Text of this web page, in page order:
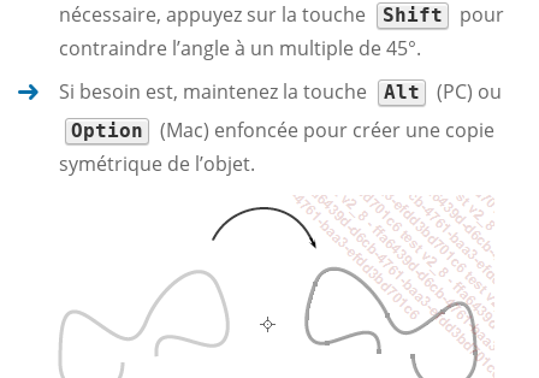
nécessaire, appuyez sur la touche
Shift
pour
contraindre l’angle à un multiple de 45°.
Si besoin est, maintenez la touche
Alt (PC) ou
Option
(Mac) enfoncée pour créer une copie
symétrique de l’objet.